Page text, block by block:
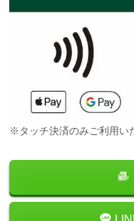
※タッチ決済のみご利用い